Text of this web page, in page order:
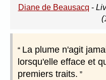
Diane de Beausacq -
La plume n'agit
lorsqu'elle efface et
premiers traits.